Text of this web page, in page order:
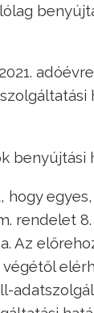
benyújtási
egyes,
rendelet 8.
Az